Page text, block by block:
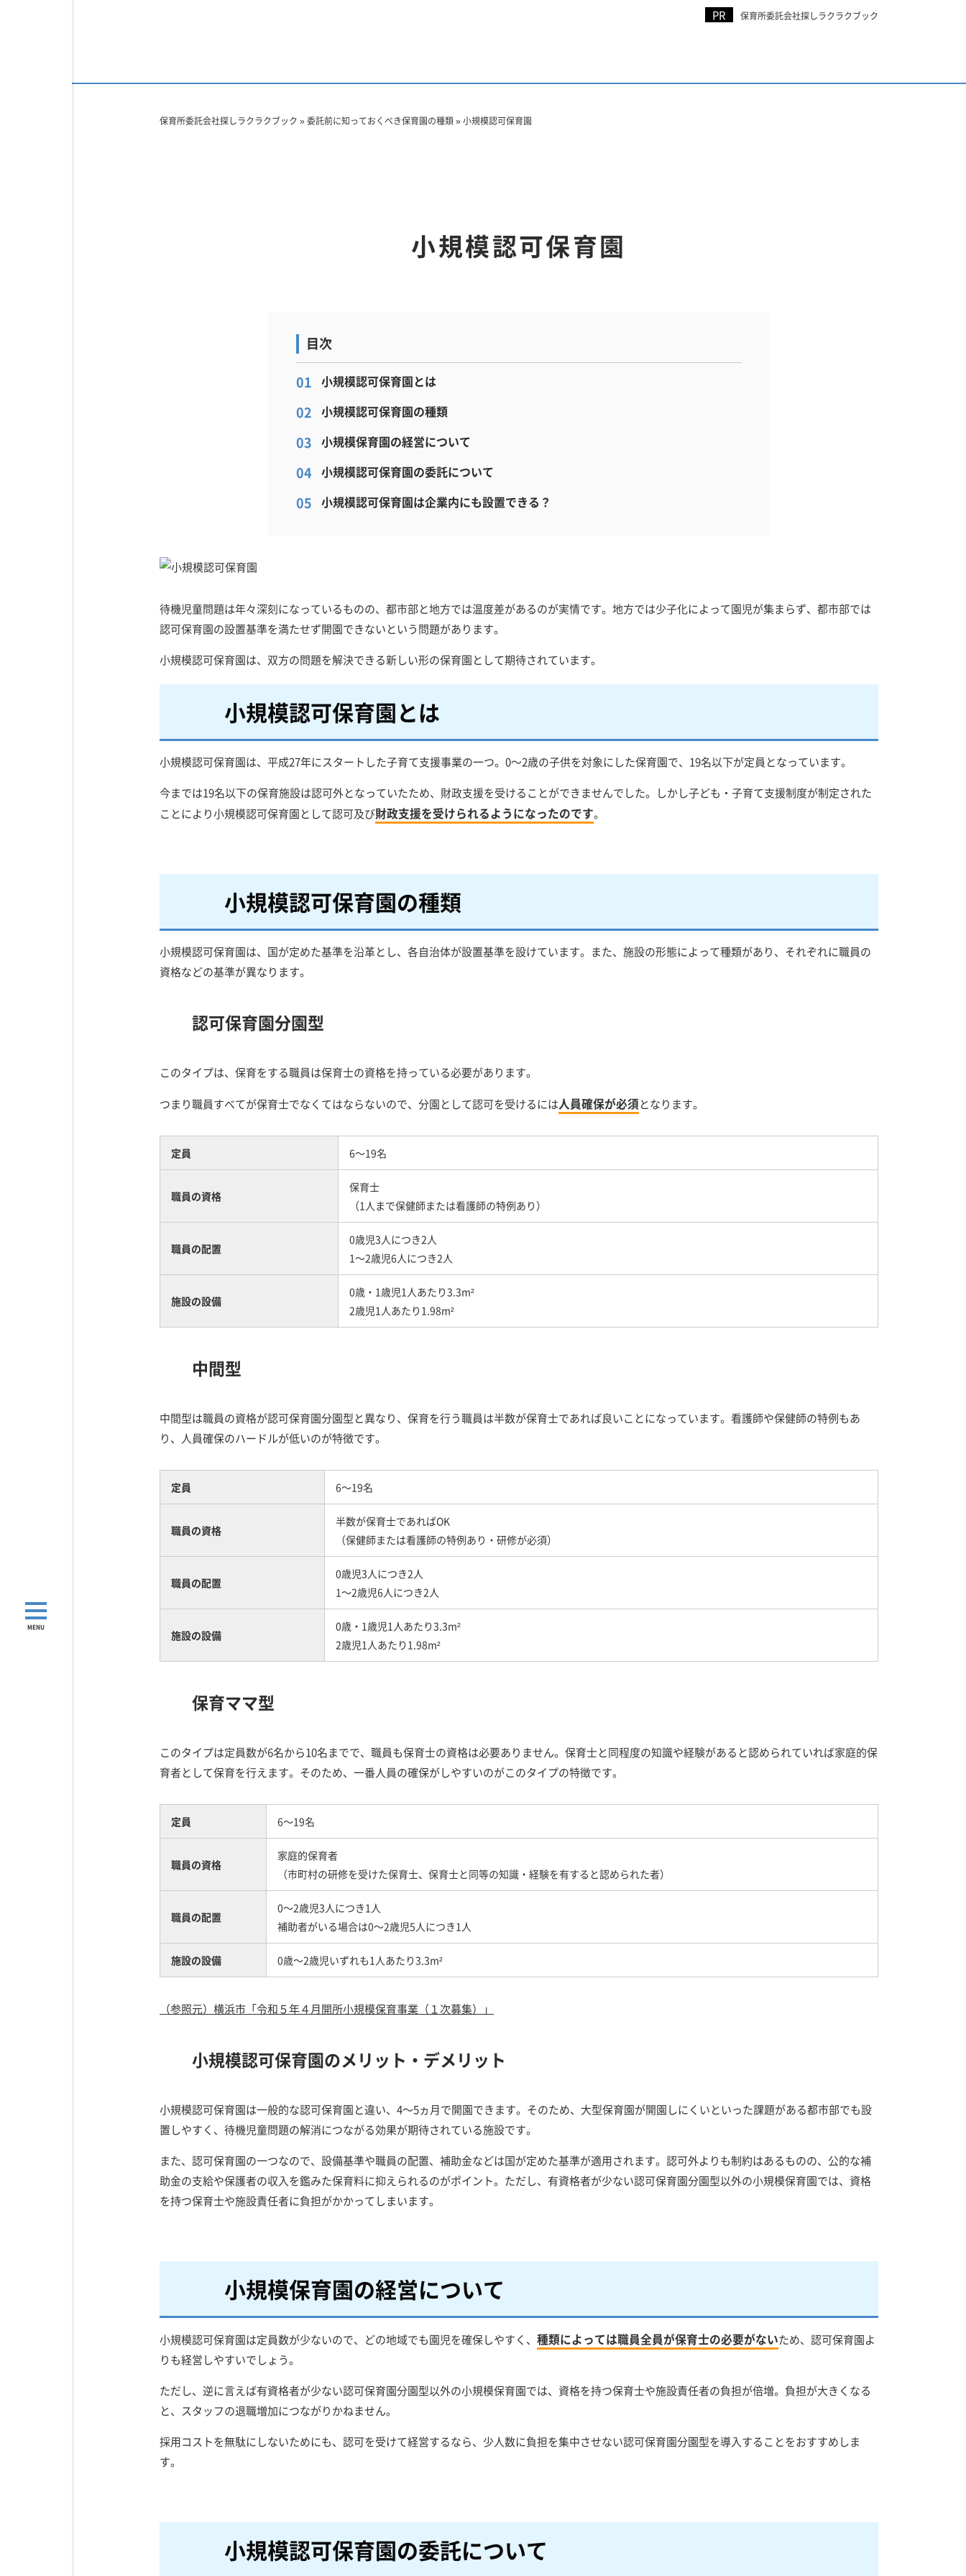
保育所委託会社探しラクラクブック
MENU
保育所委託会社探しラクラクブック »委託前に知っておくべき保育園の種類»小規模認可保育園
小規模認可保育園
小規模認可保育園とは
小規模認可保育園の種類
小規模保育園の経営について
小規模認可保育園の委託について
小規模認可保育園は企業内にも設置できる？
待機児童問題は年々深刻になっているものの、都市部と地方では温度差があるのが実情です。地方では少子化によって園児が集まらず、都市部では
認可保育園の設置基準を満たせず開園できないという問題があります。
小規模認可保育園は、双方の問題を解決できる新しい形の保育園として期待されています。
小規模認可保育園とは
小規模認可保育園は、平成27年にスタートした子育て支援事業の一つ。0～2歳の子供を対象にした保育園で、19名以下が定員となっています。
今までは19名以下の保育施設は認可外となっていたため、財政支援を受けることができませんでした。しかし子ども・子育て支援制度が制定された
ことにより小規模認可保育園として認可及び財政支援を受けられるようになったのです。
小規模認可保育園の種類
小規模認可保育園は、国が定めた基準を沿革とし、各自治体が設置基準を設けています。また、施設の形態によって種類があり、それぞれに職員の
資格などの基準が異なります。
認可保育園分園型
このタイプは、保育をする職員は保育士の資格を持っている必要があります。
つまり職員すべてが保育士でなくてはならないので、分園として認可を受けるには人員確保が必須となります。
定員 6～19名
職員の資格
保育士
（1人まで保健師または看護師の特例あり）
職員の配置
0歳児3人につき2人
1～2歳児6人につき2人
施設の設備
0歳・1歳児1人あたり3.3m²
2歳児1人あたり1.98m²
中間型
中間型は職員の資格が認可保育園分園型と異なり、保育を行う職員は半数が保育士であれば良いことになっています。看護師や保健師の特例もあ
り、人員確保のハードルが低いのが特徴です。
定員 6～19名
職員の資格
半数が保育士であればOK
（保健師または看護師の特例あり・研修が必須）
職員の配置
0歳児3人につき2人
1～2歳児6人につき2人
施設の設備
0歳・1歳児1人あたり3.3m²
2歳児1人あたり1.98m²
保育ママ型
このタイプは定員数が6名から10名までで、職員も保育士の資格は必要ありません。保育士と同程度の知識や経験があると認められていれば家庭的保
育者として保育を行えます。そのため、一番人員の確保がしやすいのがこのタイプの特徴です。
定員 6～19名
職員の資格
家庭的保育者
（市町村の研修を受けた保育士、保育士と同等の知識・経験を有すると認められた者）
職員の配置
0～2歳児3人につき1人
補助者がいる場合は0～2歳児5人につき1人
施設の設備 0歳～2歳児いずれも1人あたり3.3m²
（参照元）横浜市「令和５年４月開所小規模保育事業（１次募集）」
小規模認可保育園のメリット・デメリット
小規模認可保育園は一般的な認可保育園と違い、4～5ヵ月で開園できます。そのため、大型保育園が開園しにくいといった課題がある都市部でも設
置しやすく、待機児童問題の解消につながる効果が期待されている施設です。
また、認可保育園の一つなので、設備基準や職員の配置、補助金などは国が定めた基準が適用されます。認可外よりも制約はあるものの、公的な補
助金の支給や保護者の収入を鑑みた保育料に抑えられるのがポイント。ただし、有資格者が少ない認可保育園分園型以外の小規模保育園では、資格
を持つ保育士や施設責任者に負担がかかってしまいます。
小規模保育園の経営について
小規模認可保育園は定員数が少ないので、どの地域でも園児を確保しやすく、 種類によっては職員全員が保育士の必要がないため、認可保育園よ
りも経営しやすいでしょう。
ただし、逆に言えば有資格者が少ない認可保育園分園型以外の小規模保育園では、資格を持つ保育士や施設責任者の負担が倍増。負担が大きくなる
と、スタッフの退職増加につながりかねません。
採用コストを無駄にしないためにも、認可を受けて経営するなら、少人数に負担を集中させない認可保育園分園型を導入することをおすすめしま
す。
小規模認可保育園の委託について